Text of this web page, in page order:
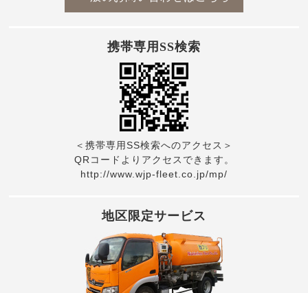
携帯専用SS検索
＜携帯専用SS検索へのアクセス＞
QRコードよりアクセスできます。
http://www.wjp-fleet.co.jp/mp/
地区限定サービス